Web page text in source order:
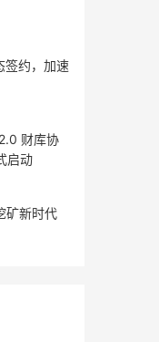
签约，加速
财库协
启动
矿新时代